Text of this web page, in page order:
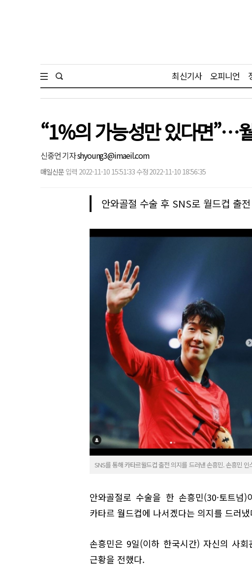
최신기사 오피니언
“1%의 가능성만 있다면”…
신중언 기자shyoung3@imaeil.com
매일신문 입력 2022-11-10 15:51:33 수정 2022-11-10 18:56:35
안와골절 수술 후 SNS로 월드컵 출
SNS를 통해 카타르월드컵 출전 의지를 드러낸 손흥민. 손흥민 인
안와골절로 수술을 한 손흥민(30·토트
카타르 월드컵에 나서겠다는 의지를 드러
손흥민은 9일(이하 한국시간) 자신의 사
근황을 전했다.